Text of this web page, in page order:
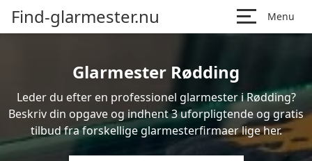
Find-glarmester.nu Menu
Glarmester Rødding
Leder du efter en professionel glarmester i Rødding?
Beskriv din opgave og indhent 3 uforpligtende og gratis
tilbud fra forskellige glarmesterfirmaer lige her.